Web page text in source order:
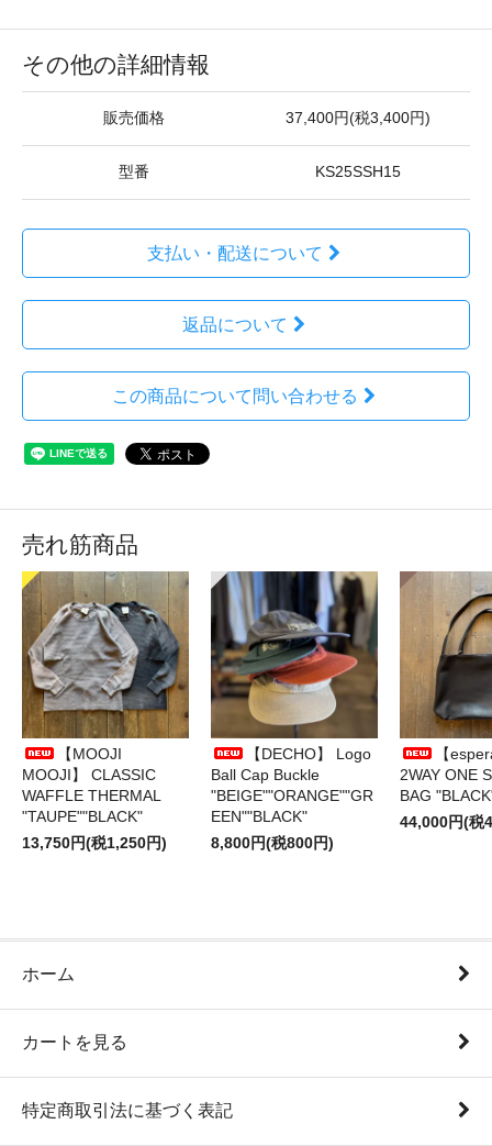
その他の詳細情報
販売価格 37,400円(税3,400円)
型番 KS25SSH15
支払い・配送について
返品について
この商品について問い合わせる
売れ筋商品
【MOOJI
MOOJI】 CLASSIC
WAFFLE THERMAL
"TAUPE""BLACK"
13,750円(税1,250円)
【DECHO】 Logo
Ball Cap Buckle
"BEIGE""ORANGE""GR
EEN""BLACK"
8,800円(税800円)
【
2WAY ONE
BAG
44,000円(税
ホーム
カートを見る
特定商取引法に基づく表記